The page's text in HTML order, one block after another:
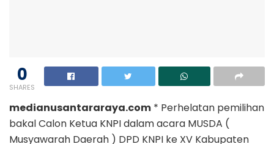
0
SHARES
medianusantararaya.com * Perhelatan pemilihan
bakal Calon Ketua KNPI dalam acara MUSDA (
Musyawarah Daerah ) DPD KNPI ke XV Kabupaten